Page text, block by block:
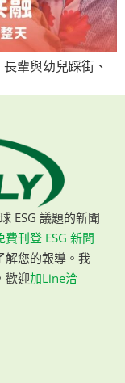
輩與幼兒踩街、
ESG 議題的新聞
費刊登 ESG 新聞
解您的報導。我
歡迎加Line洽